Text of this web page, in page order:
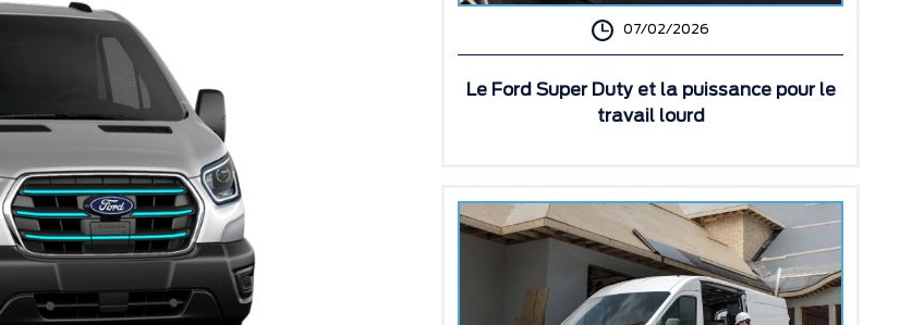
07/02/2026
Le Ford Super Duty et la puissance pour le
travail lourd